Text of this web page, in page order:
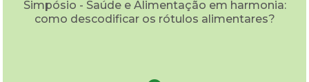
Simpósio - Saúde e Alimentação em harmonia:
como descodificar os rótulos alimentares?